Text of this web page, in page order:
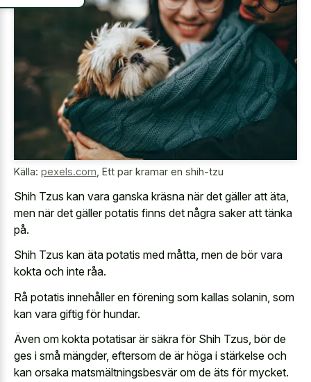
Källa: pexels.com Ett par kramar en shih-tzu
Shih Tzus kan vara ganska kräsna när det gäller att äta,
men när det gäller potatis finns det några saker att tänka
på.
Shih Tzus kan äta potatis med måtta, men de bör vara
kokta och inte råa.
Rå potatis innehåller en förening som kallas solanin, som
kan vara giftig för hundar.
Även om kokta potatisar är säkra för Shih Tzus, bör de
ges i små mängder, eftersom de är höga i stärkelse och
kan orsaka matsmältningsbesvär om de äts för mycket.